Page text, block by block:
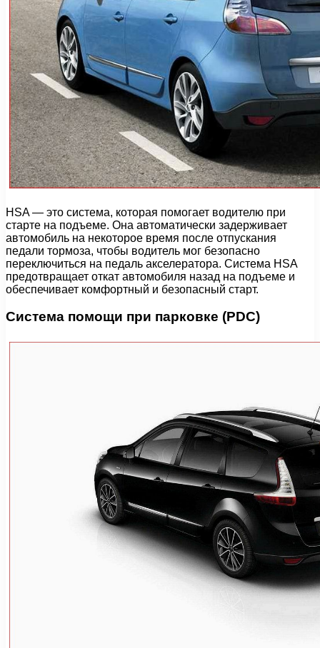
HSA — это система, которая помогает водителю при
старте на подъеме. Она автоматически задерживает
автомобиль на некоторое время после отпускания
педали тормоза, чтобы водитель мог безопасно
переключиться на педаль акселератора. Система HSA
предотвращает откат автомобиля назад на подъеме и
обеспечивает комфортный и безопасный старт.
Система помощи при парковке (PDC)